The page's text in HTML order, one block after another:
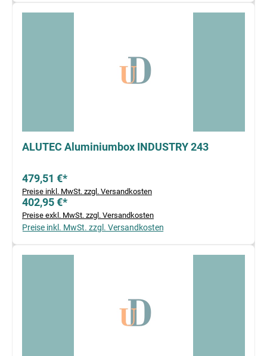
ALUTEC Aluminiumbox INDUSTRY 243
479,51 €*
Preise inkl. MwSt. zzgl. Versandkosten
402,95 €*
Preise exkl. MwSt. zzgl. Versandkosten
Preise inkl. MwSt. zzgl. Versandkosten